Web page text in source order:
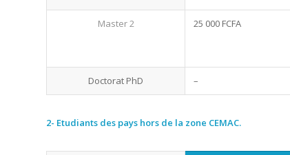
Master 2 25 000 FCFA
Doctorat PhD –
2- Etudiants des pays hors de la zone CEMAC.